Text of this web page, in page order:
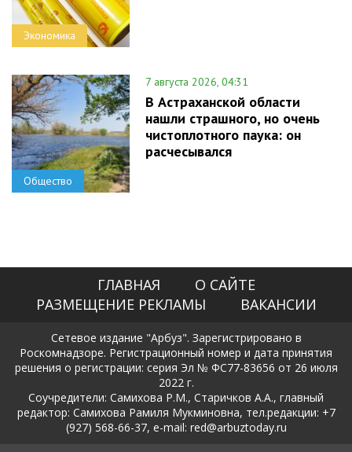
Экономика
Общество
7 августа 2026, 04:31
В Астраханской области
нашли страшного, но очень
чистоплотного паука: он
расчесывался
ГЛАВНАЯ
О САЙТЕ
РАЗМЕЩЕНИЕ РЕКЛАМЫ
ВАКАНСИИ
Сетевое издание "Арбуз". Зарегистрировано в
Роскомнадзоре. Регистрационный номер и дата принятия
решения о регистрации: серия Эл № ФС77-83656 от 26 июля
2022 г.
Соучредители: Самихова Р.М., Старичков А.А., главный
редактор: Самихова Рамиля Мукминовна, тел.редакции: +7
(927) 568-66-37, e-mail: red@arbuztoday.ru